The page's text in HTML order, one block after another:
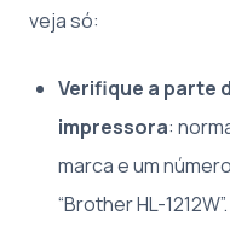
veja só:
Verifique a parte
impressora:
marca e um
“Brother HL-1212W”.